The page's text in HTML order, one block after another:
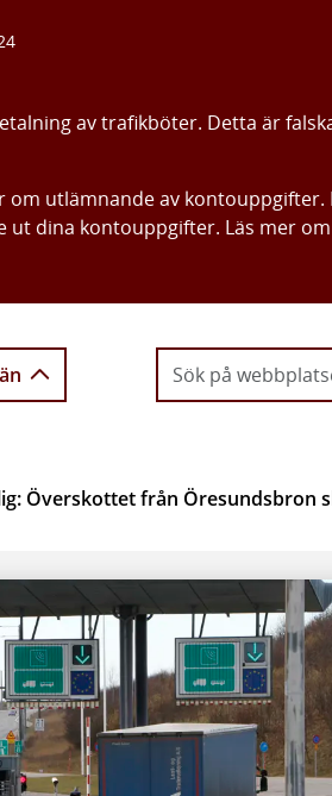
av trafikböter. Detta är
utlämnande av kontouppgifter.
ut dina kontouppgifter. Läs mer
Överskottet från Öresundsbron